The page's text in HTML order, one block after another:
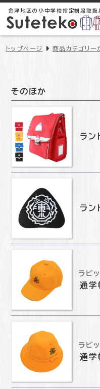
金津地区の小中学校 指定制服取扱
トップページ 商品カテゴリー
そのほか
ラン
ラン
ラビ
通学
ラビ
通学